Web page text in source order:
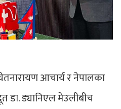
आचार्य र नेपालका
डा. ड्यानिएल मेउलीबीच